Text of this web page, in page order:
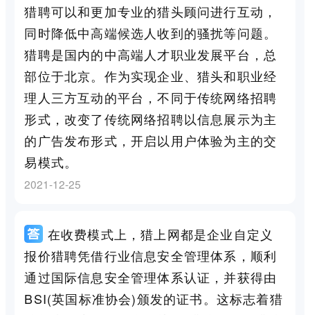
猎聘可以和更加专业的猎头顾问进行互动，
同时降低中高端候选人收到的骚扰等问题。
猎聘是国内的中高端人才职业发展平台，总
部位于北京。作为实现企业、猎头和职业经
理人三方互动的平台，不同于传统网络招聘
形式，改变了传统网络招聘以信息展示为主
的广告发布形式，开启以用户体验为主的交
易模式。
2021-12-25
在收费模式上，猎上网都是企业自定义
报价猎聘凭借行业信息安全管理体系，顺利
通过国际信息安全管理体系认证，并获得由
BSI(英国标准协会)颁发的证书。这标志着猎